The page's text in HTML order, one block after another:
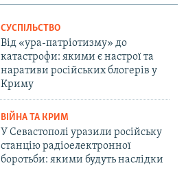
СУСПІЛЬСТВО
Від «ура-патріотизму» до
катастрофи: якими є настрої та
наративи російських блогерів у
Криму
ВІЙНА ТА КРИМ
У Севастополі уразили російську
станцію радіоелектронної
боротьби: якими будуть наслідки